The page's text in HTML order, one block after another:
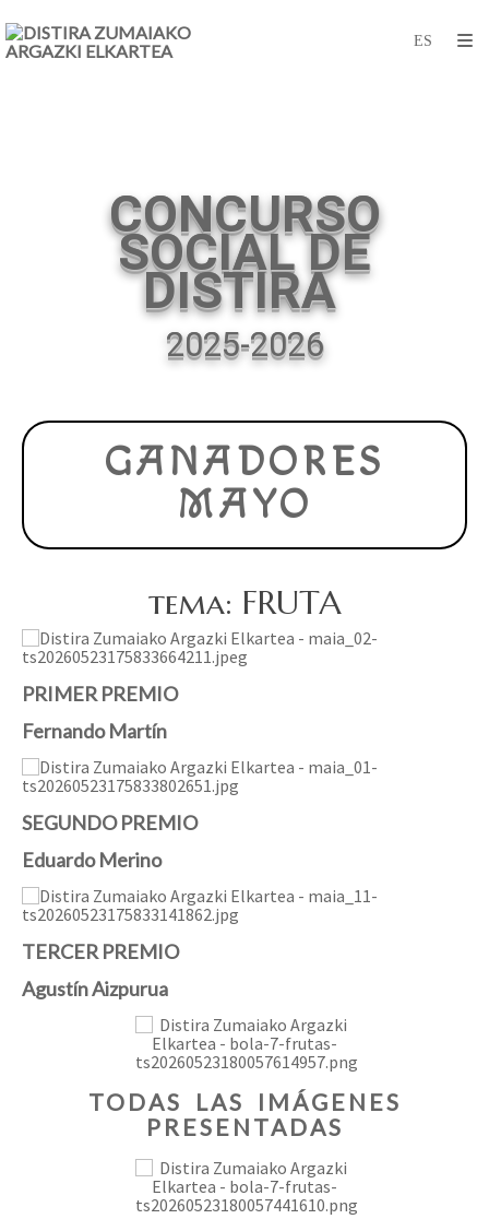
CONCURSO
SOCIAL DE
DISTIRA
2025-2026
GANADORES
MAYO
tema: FRUTA
PRIMER PREMIO
Fernando Martín
SEGUNDO PREMIO
Eduardo Merino
TERCER PREMIO
Agustín Aizpurua
TODAS LAS IMÁGENES
PRESENTADAS